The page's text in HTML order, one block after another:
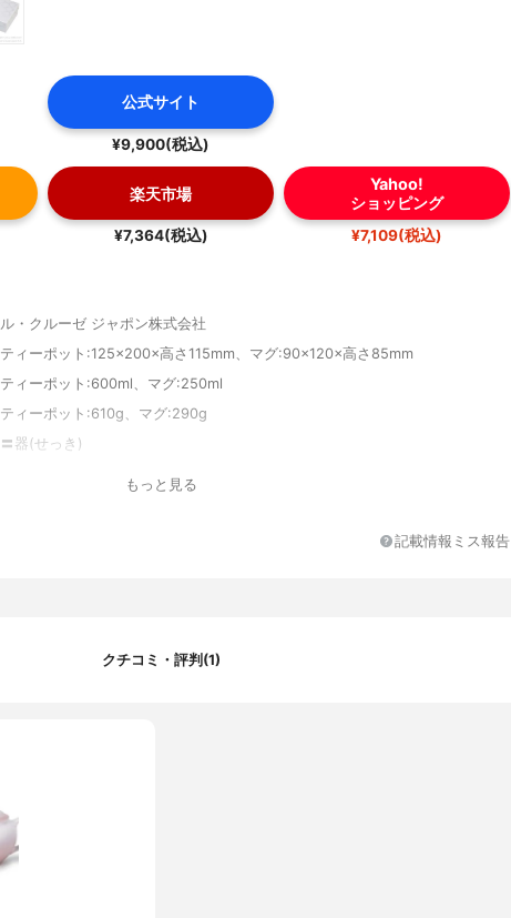
公式サイト
¥9,900(税込)
楽天市場
¥7,364(税込)
Yahoo!
ショッピング
¥7,109(税込)
ル・クルーゼ ジャポン株式会社
ティーポット:125×200×高さ115mm、マグ:90×120×高さ85mm
ティーポット:600ml、マグ:250ml
ティーポット:610g、マグ:290g
〓器(せっき)
ホワイト、チェリーレッド、ピンク、オレンジ
もっと見る
記載情報ミス報告
クチコミ・評判(1)